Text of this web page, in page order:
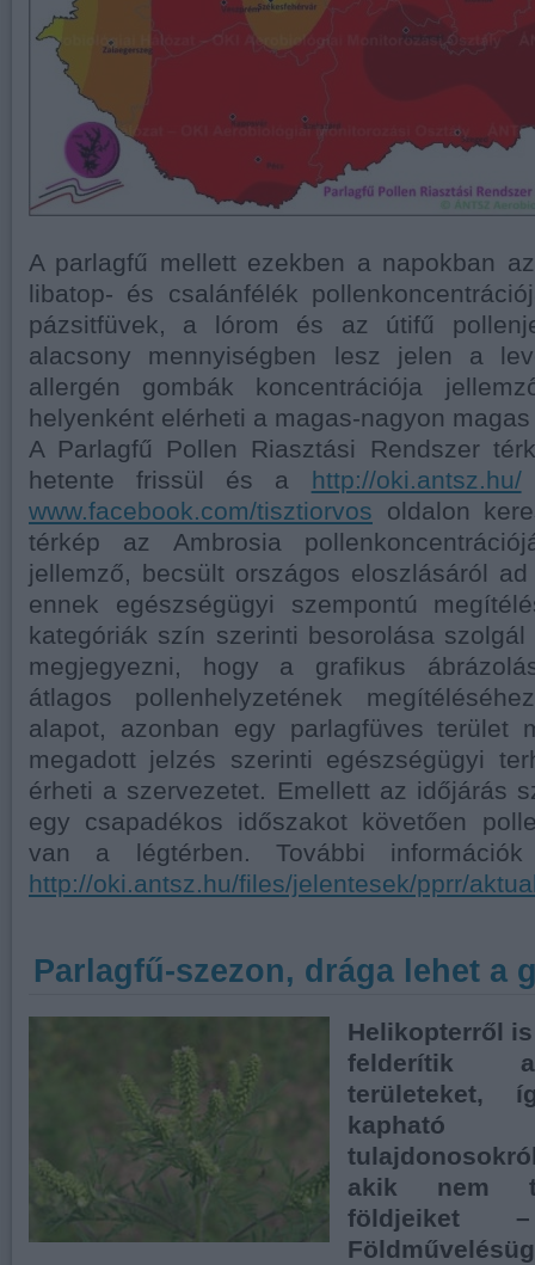
A parlagfű mellett ezekben a napokban
libatop- és csalánfélék
pázsitfüvek, a lórom és az útifű
alacsony mennyiségben lesz jelen a
allergén gombák koncentrációja
helyenként elérheti a magas-nagyon
A Parlagfű Pollen Riasztási Rendszer
hetente frissül és a http://oki.antsz.hu/
www.facebook.com/tisztiorvos oldalon
térkép az Ambrosia
jellemző, becsült országos eloszlásáról
ennek egészségügyi szempontú
kategóriák szín szerinti besorolása
megjegyezni, hogy a grafikus
átlagos pollenhelyzetének
alapot, azonban egy parlagfüves terület
megadott jelzés szerinti egészségügyi
érheti a szervezetet. Emellett az időjárás
egy csapadékos időszakot követően
van a légtérben. További
http://oki.antsz.hu/files/jelentesek/pprr/
Parlagfű-szezon, drága lehet a
Helikopterről
felderítik
területeket,
akik nem
földjeiket